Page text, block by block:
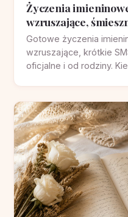
Życzenia
wzruszające,
Gotowe życzenia
wzruszające, krótkie
oficjalne i od rodziny.